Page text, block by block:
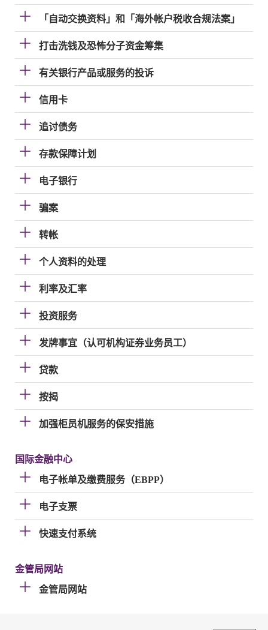
「自动交换资料」和「海外帐户税收合规法案」
打击洗钱及恐怖分子资金筹集
有关银行产品或服务的投诉
信用卡
追讨债务
存款保障计划
电子银行
骗案
转帐
个人资料的处理
利率及汇率
投资服务
发牌事宜（认可机构证券业务员工）
贷款
按揭
加强柜员机服务的保安措施
国际金融中心
电子帐单及缴费服务（EBPP）
电子支票
快速支付系统
金管局网站
金管局网站